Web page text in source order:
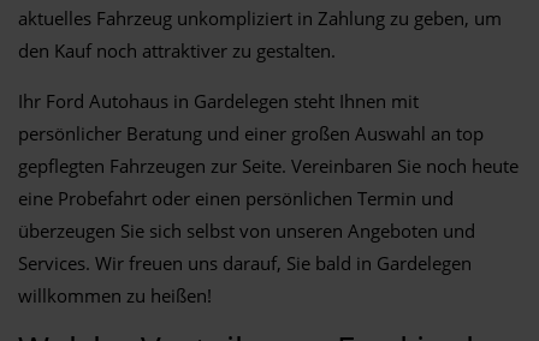
aktuelles Fahrzeug unkompliziert in Zahlung zu geben, um
den Kauf noch attraktiver zu gestalten.
Ihr Ford Autohaus in Gardelegen steht Ihnen mit
persönlicher Beratung und einer großen Auswahl an top
gepflegten Fahrzeugen zur Seite. Vereinbaren Sie noch heute
eine Probefahrt oder einen persönlichen Termin und
überzeugen Sie sich selbst von unseren Angeboten und
Services. Wir freuen uns darauf, Sie bald in Gardelegen
willkommen zu heißen!